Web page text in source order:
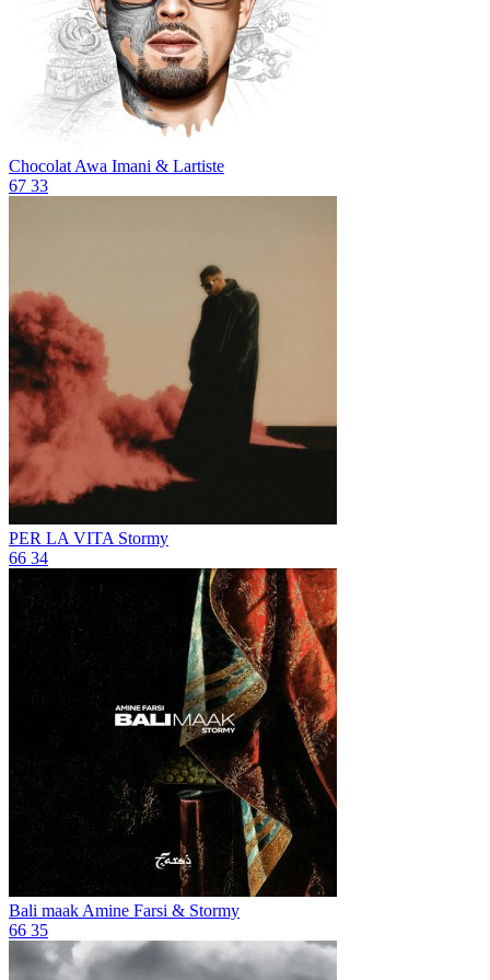
Chocolat Awa Imani & Lartiste
67 33
PER LA VITA Stormy
66 34
Bali maak Amine Farsi & Stormy
66 35